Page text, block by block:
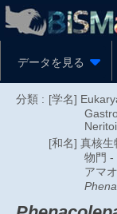
データを見る
分類 : [学名]
[和名] 真核
物門 -
アマ